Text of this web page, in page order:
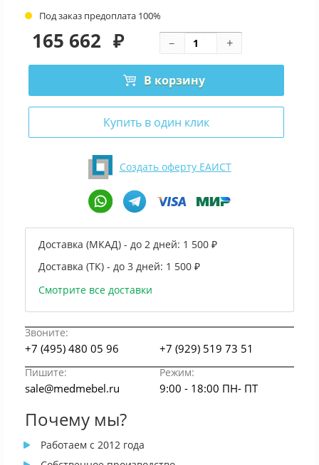
Под заказ предоплата 100%
165 662 ₽
В корзину
Купить в один клик
Создать оферту ЕАИСТ
Доставка (МКАД) - до 2 дней: 1 500 ₽
Доставка (ТК) - до 3 дней: 1 500 ₽
Смотрите все доставки
Звоните:
+7 (495) 480 05 96 +7 (929) 519 73 51
Пишите: Режим:
sale@medmebel.ru 9:00 - 18:00 ПН- ПТ
Почему мы?
Работаем с 2012 года